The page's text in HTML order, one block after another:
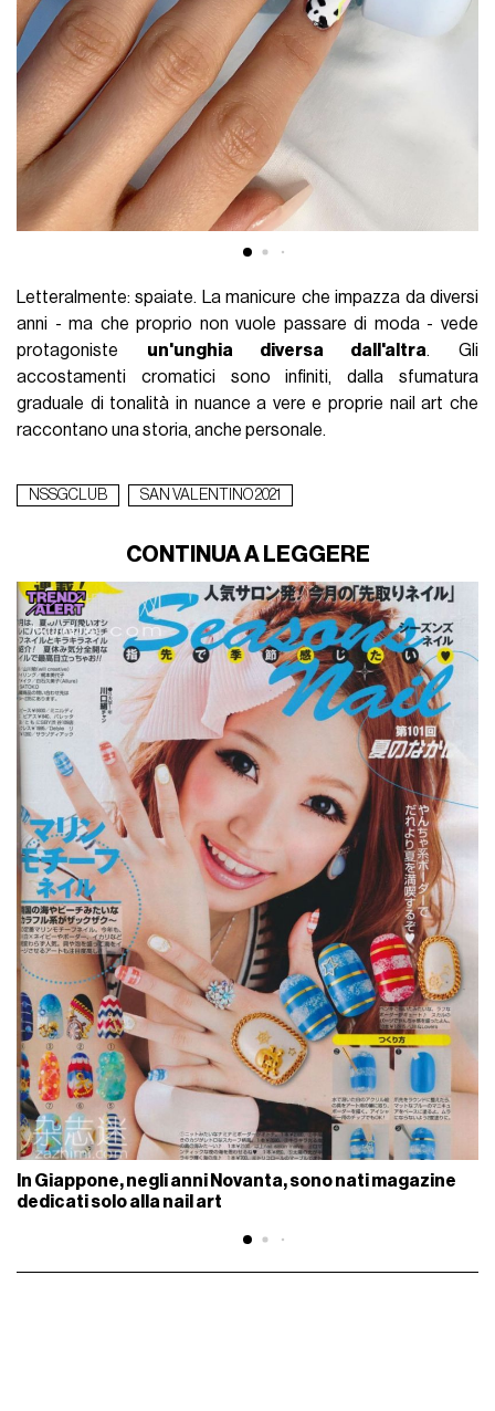
Letteralmente: spaiate. La manicure che impazza da diversi
anni - ma che proprio non vuole passare di moda - vede
protagoniste un'unghia diversa dall'altra. Gli
accostamenti cromatici sono infiniti, dalla sfumatura
graduale di tonalità in nuance a vere e proprie nail art che
raccontano una storia, anche personale.
NSSGCLUB SAN VALENTINO 2021
CONTINUA A LEGGERE
In Giappone, negli anni Novanta, sono nati magazine
dedicati solo alla nail art